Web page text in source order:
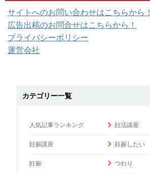
サイトへのお問い合わせはこちらから！
広告出稿のお問合せはこちらから！
プライバシーポリシー
運営会社
カテゴリー一覧
人気記事ランキング 妊活講座
妊娠講座 妊娠したい
妊娠 つわり